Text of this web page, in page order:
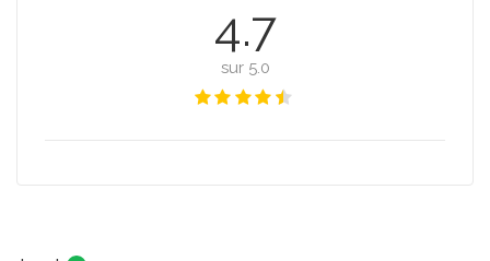
4.7
sur 5.0